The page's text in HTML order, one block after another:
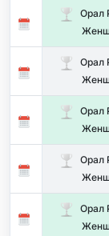
Орал
Орал
Орал
Орал
Орал